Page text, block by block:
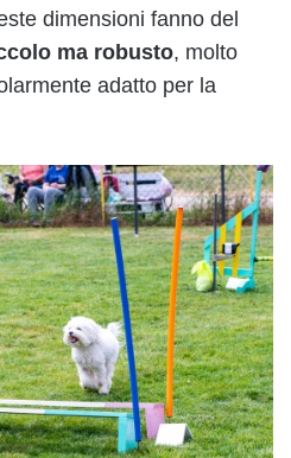
dimensioni fanno del
ma robusto, molto
adatto per la